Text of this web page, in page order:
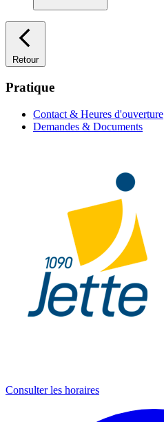
Retour
Pratique
Contact & Heures d'ouverture
Demandes & Documents
Consulter les horaires